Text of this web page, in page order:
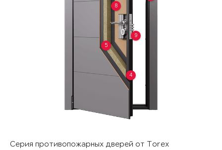
4
5
8
9
Серия противопожарных дверей от Torex